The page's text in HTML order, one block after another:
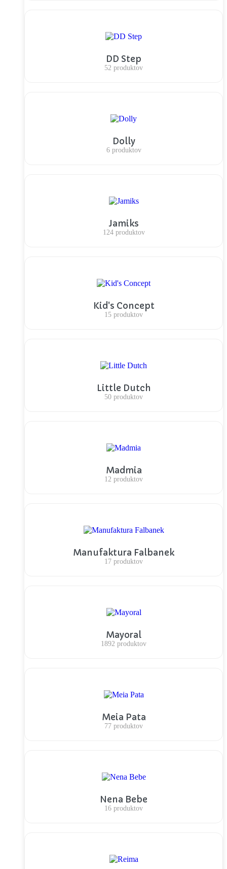
DD Step
52 produktov
Dolly
6 produktov
Jamiks
124 produktov
Kid's Concept
15 produktov
Little Dutch
50 produktov
Madmia
12 produktov
Manufaktura Falbanek
17 produktov
Mayoral
1892 produktov
Meia Pata
77 produktov
Nena Bebe
16 produktov